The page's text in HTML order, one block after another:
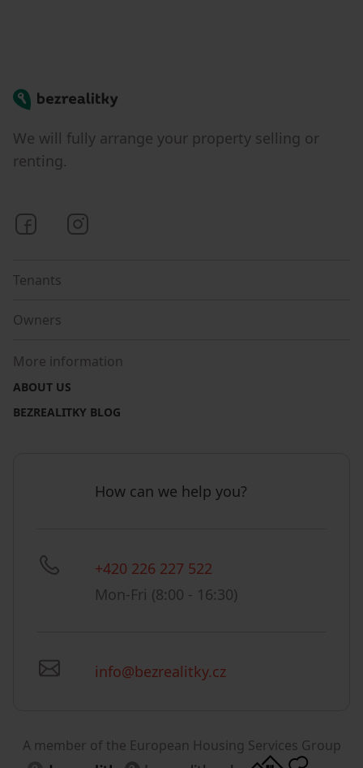
Bezrealitky
We will fully arrange your property selling or
renting.
Bezrealitky on Facebook
Tenants
Owners
More information
ABOUT US
BEZREALITKY BLOG
How can we help you?
+420 226 227 522
Mon-Fri (8:00 - 16:30)
info@bezrealitky.cz
A member of the European Housing Services Group